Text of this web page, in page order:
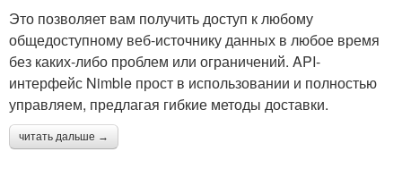
Это позволяет вам получить доступ к любому
общедоступному веб-источнику данных в любое время
без каких-либо проблем или ограничений. API-
интерфейс Nimble прост в использовании и полностью
управляем, предлагая гибкие методы доставки.
читать дальше →